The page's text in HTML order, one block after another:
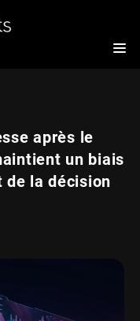
après le
un biais
de la décision